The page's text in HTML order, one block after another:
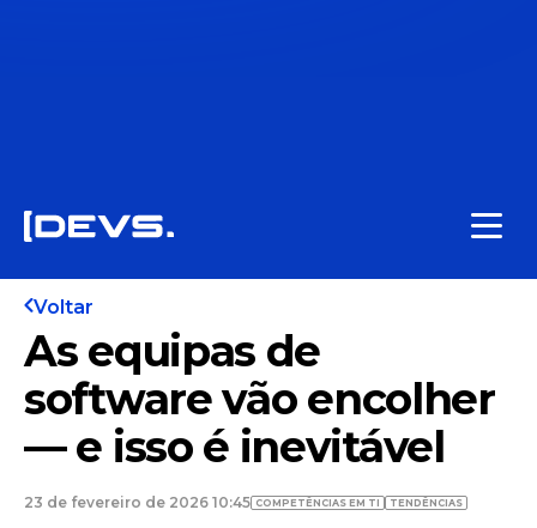
Voltar
As equipas de
software vão encolher
— e isso é inevitável
23 de fevereiro de 2026 10:45 COMPETÊNCIAS EM TI TENDÊNCIAS